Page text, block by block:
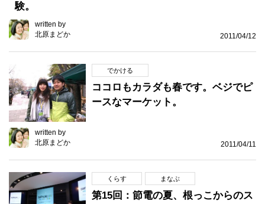
験。
written by
北原まどか
2011/04/12
でかける
ココロもカラダも春です。ベジでピ
ースなマーケット。
written by
北原まどか
2011/04/11
くらす まなぶ
第15回：節電の夏、根っこからのス